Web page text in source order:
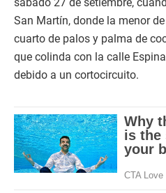
San Martín, donde la menor
cuarto de palos y palma de
que colinda con la calle
debido a un cortocircuito.